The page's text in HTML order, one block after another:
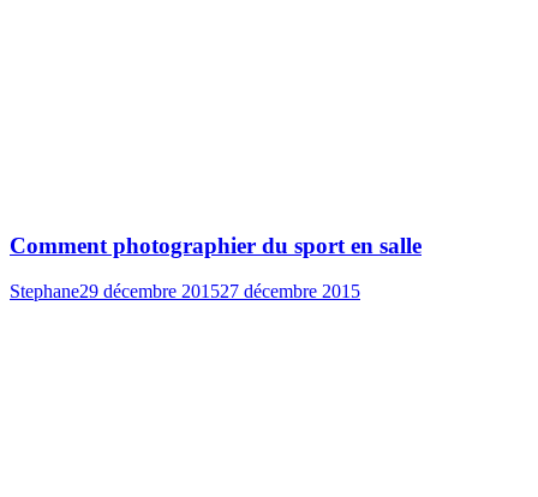
Comment photographier du sport en salle
Stephane29 décembre 201527 décembre 2015